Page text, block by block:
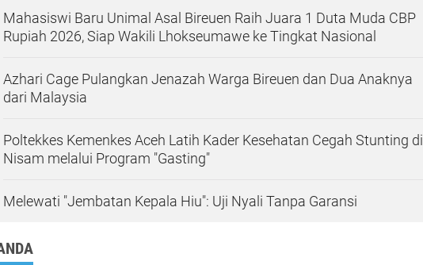
Mahasiswi Baru Unimal Asal Bireuen Raih Juara 1 Duta Muda CBP
Rupiah 2026, Siap Wakili Lhokseumawe ke Tingkat Nasional
Azhari Cage Pulangkan Jenazah Warga Bireuen dan Dua Anaknya
dari Malaysia
Poltekkes Kemenkes Aceh Latih Kader Kesehatan Cegah Stunting di
Nisam melalui Program "Gasting"
Melewati "Jembatan Kepala Hiu": Uji Nyali Tanpa Garansi